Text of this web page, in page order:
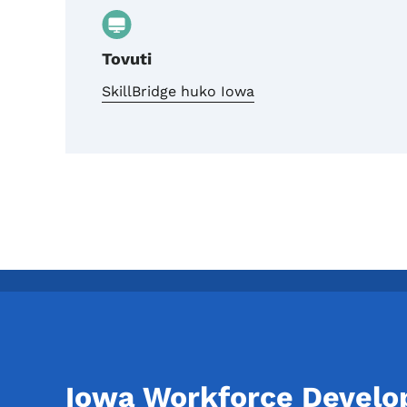
Tovuti
SkillBridge huko Iowa
Iowa Workforce